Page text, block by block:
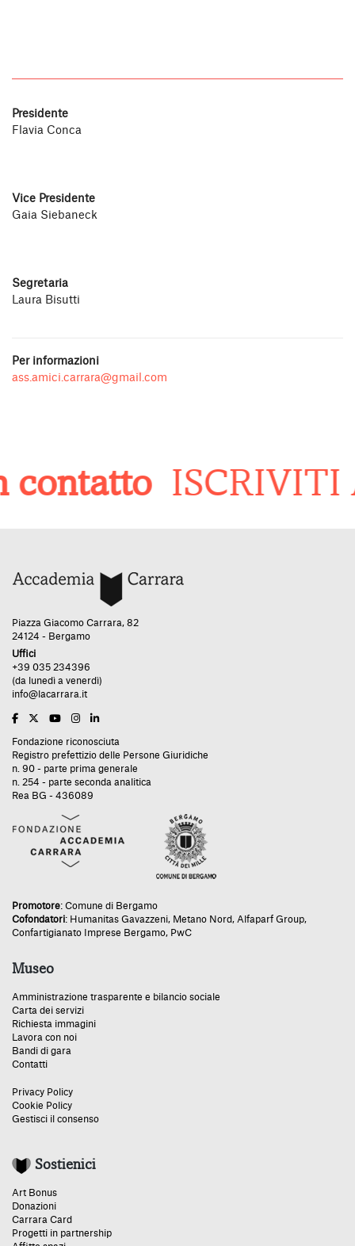
Presidente
Flavia Conca
Vice Presidente
Gaia Siebaneck
Segretaria
Laura Bisutti
Per informazioni
ass.amici.carrara@gmail.com
ISCRIVITI
Piazza Giacomo Carrara, 82
24124 - Bergamo
Uffici
+39 035 234396
(da lunedì a venerdì)
info@lacarrara.it
Fondazione riconosciuta
Registro prefettizio delle Persone Giuridiche
n. 90 - parte prima generale
n. 254 - parte seconda analitica
Rea BG - 436089
Promotore: Comune di Bergamo
Cofondatori: Humanitas Gavazzeni, Metano Nord, Alfaparf Group,
Confartigianato Imprese Bergamo, PwC
Museo
Amministrazione trasparente e bilancio sociale
Carta dei servizi
Richiesta immagini
Lavora con noi
Bandi di gara
Contatti
Privacy Policy
Cookie Policy
Gestisci il consenso
Sostienici
Art Bonus
Donazioni
Carrara Card
Progetti in partnership